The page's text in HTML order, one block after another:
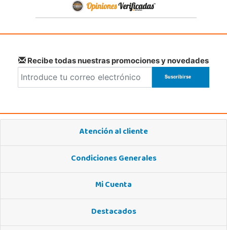
Recibe todas nuestras promociones y novedades
Atención al cliente
Condiciones Generales
Mi Cuenta
Destacados